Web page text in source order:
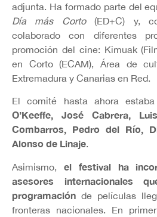
adjunta. Ha formado parte del
Día más Corto(ED+C) y,
colaborado con diferentes
promoción del cine: Kimuak
en Corto (ECAM), Área de
Extremadura y Canarias en Red.
El comité hasta ahora
O’Keeffe, José Cabrera,
Combarros, Pedro del Río,
Alonso de Linaje.
Asimismo, el festival ha
asesores internacionales
programación de películas
fronteras nacionales. En